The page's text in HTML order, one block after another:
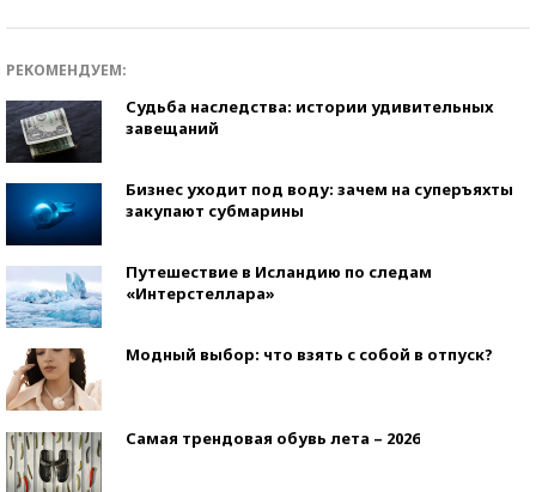
РЕКОМЕНДУЕМ:
Судьба наследства: истории удивительных
завещаний
Бизнес уходит под воду: зачем на суперъяхты
закупают субмарины
Путешествие в Исландию по следам
«Интерстеллара»
Модный выбор: что взять с собой в отпуск?
Самая трендовая обувь лета – 2026